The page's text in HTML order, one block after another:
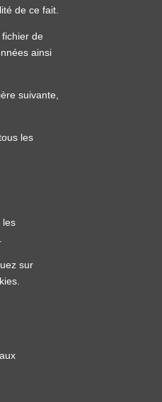
de ce fait.
de
ainsi
suivante,
les
les
sur